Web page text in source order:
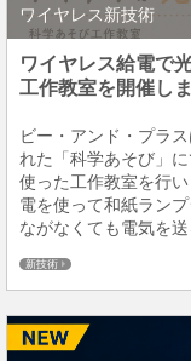
ワイヤレス新技術
ワイヤレス給電で
工作教室を開催し
ビー・アンド・プラ
れた「科学あそび」
使った工作教室を行
電を使って和紙ラン
ながなくても電気を
づくりに挑戦してもら
新技術